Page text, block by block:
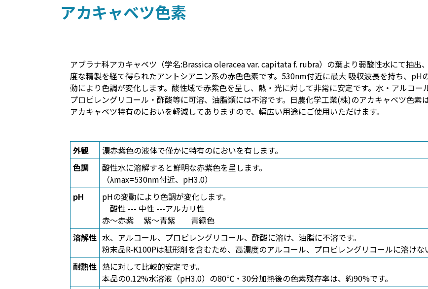
アカキャベツ色素
アブラナ科アカキャベツ（学名:Brassica oleracea var. capitata f. rubra）の葉より弱酸性水にて抽出
度な精製を経て得られたアントシアニン系の赤色色素です。530nm付近に最大 吸収波長を持ち、pH
動により色調が変化します。酸性域で赤紫色を呈し、熱・光に対して非常に安定です。水・アルコー
プロピレングリコール・酢酸等に可溶、油脂類には不溶です。日農化学工業(株)のアカキャベツ色素は
アカキャベツ特有のにおいを軽減してありますので、幅広い用途にご使用いただけます。
外観
濃赤紫色の液体で僅かに特有のにおいを有します。
色調
酸性水に溶解すると鮮明な赤紫色を呈します。
（λmax=530nm付近、pH3.0）
pH
pHの変動により色調が変化します。
酸性 --- 中性 ---アルカリ性
赤〜赤紫 紫〜青紫 青緑色
溶解性 水、アルコール、プロピレングリコール、酢酸に溶け、油脂に不溶です。
粉末品R-K100Pは賦形剤を含むため、高濃度のアルコール、プロピレングリコールに溶けな
耐熱性 熱に対して比較的安定です。
本品の0.12%水溶液（pH3.0）の80℃・30分加熱後の色素残存率は、約90%です。